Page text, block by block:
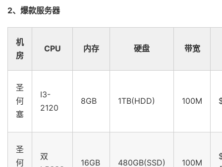
2、爆款服务器
机
房
CPU 内存 硬盘 带宽
圣
何
塞
I3-
2120
8GB 1TB(HDD) 100M
圣
何
双
16GB 480GB(SSD) 100M